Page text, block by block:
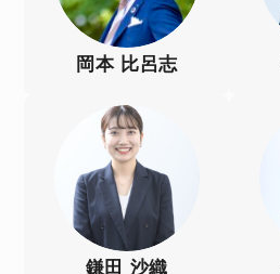
岡本 比呂志
鎌田 沙織